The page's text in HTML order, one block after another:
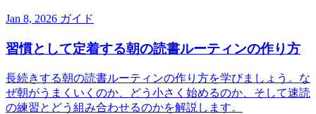
Jan 8, 2026 ガイド
習慣として定着する朝の読書ルーティンの作り方
長続きする朝の読書ルーティンの作り方を学びましょう。な
ぜ朝がうまくいくのか、どう小さく始めるのか、そして速読
の練習とどう組み合わせるのかを解説します。